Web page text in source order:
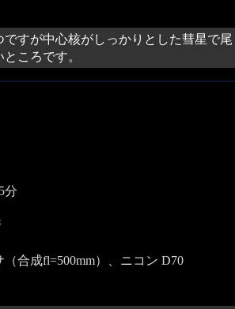
すが中心核がしっかりとした彗星で
ころです。
分
合成fl=500mm）、ニコン D70